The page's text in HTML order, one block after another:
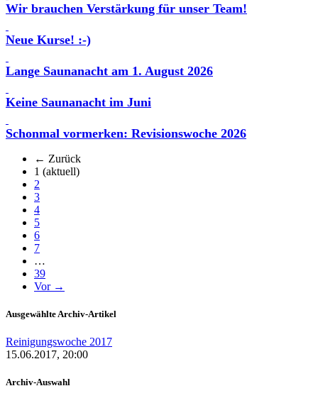
Wir brauchen Verstärkung für unser Team!
Neue Kurse! :-)
Lange Saunanacht am 1. August 2026
Keine Saunanacht im Juni
Schonmal vormerken: Revisionswoche 2026
← Zurück
1 (aktuell)
2
3
4
5
6
7
…
39
Vor →
Ausgewählte Archiv-Artikel
Reinigungswoche 2017
15.06.2017, 20:00
Archiv-Auswahl